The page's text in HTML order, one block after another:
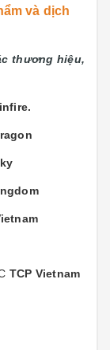
và dịch
thương hiệu,
re.
TCP Vietnam